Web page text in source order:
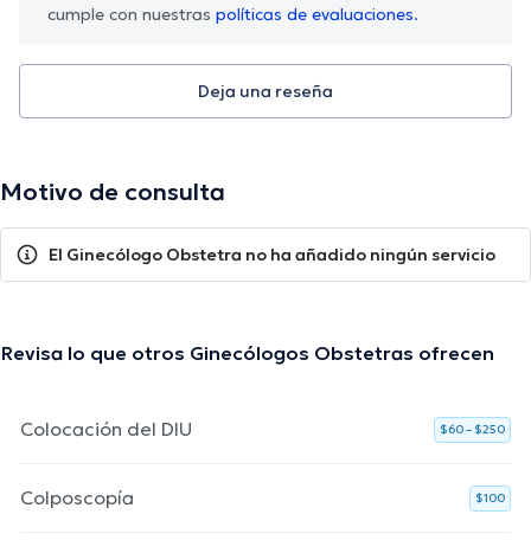
cumple con nuestras políticas de evaluaciones.
Deja una reseña
Motivo de consulta
El Ginecólogo Obstetra no ha añadido ningún servicio
Revisa lo que otros Ginecólogos Obstetras ofrecen
Colocación del DIU $60 – $250
Colposcopía $100